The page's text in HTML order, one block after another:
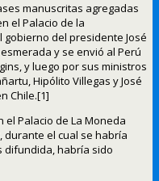
manuscritas agregadas
el Palacio de la
gobierno del presidente José
y se envió al Perú
y luego por sus ministros
Hipólito Villegas y José
Chile.[1]
el Palacio de La Moneda
durante el cual se habría
difundida, habría sido